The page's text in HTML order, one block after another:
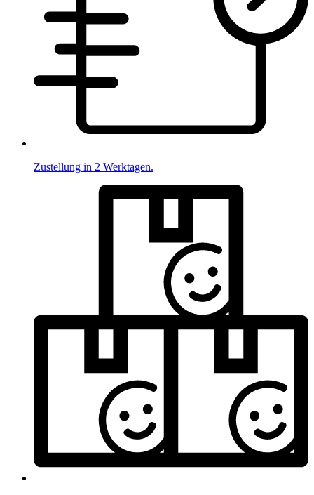
Zustellung in 2 Werktagen.